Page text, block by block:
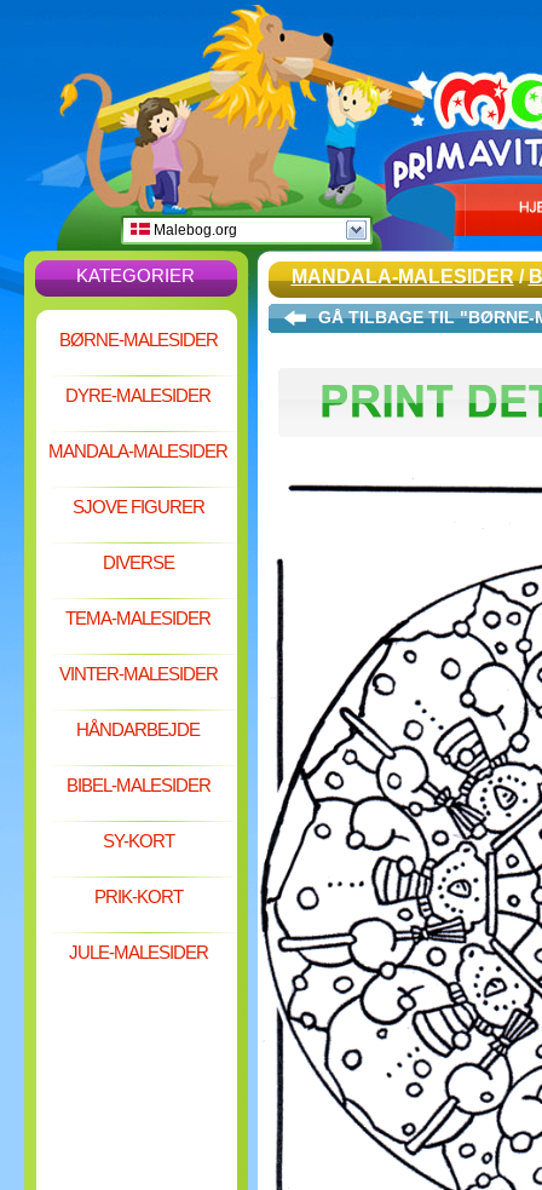
Malebog.org
KATEGORIER
BØRNE-MALESIDER
DYRE-MALESIDER
MANDALA-MALESIDER
SJOVE FIGURER
DIVERSE
TEMA-MALESIDER
VINTER-MALESIDER
HÅNDARBEJDE
BIBEL-MALESIDER
SY-KORT
PRIK-KORT
JULE-MALESIDER
MANDALA-MALESIDER/
GÅ TILBAGE TIL "BØRNE-